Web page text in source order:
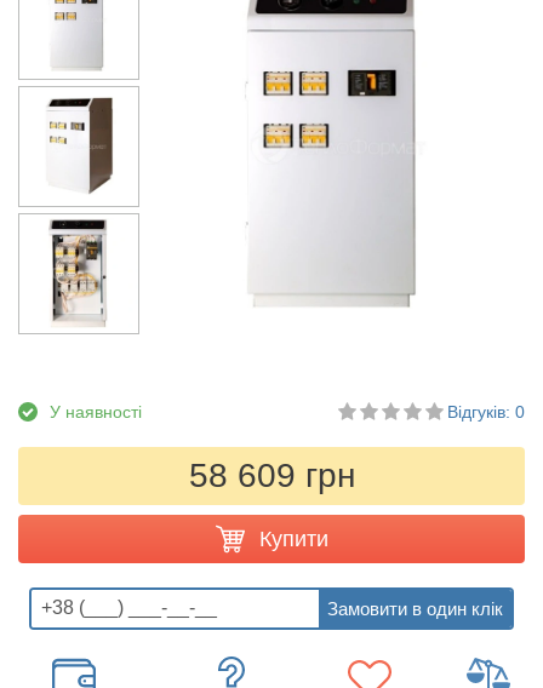
У наявності Відгуків: 0
58 609 грн
Купити